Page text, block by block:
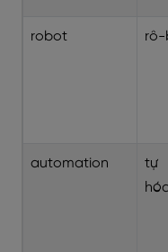
robot
automation
tự